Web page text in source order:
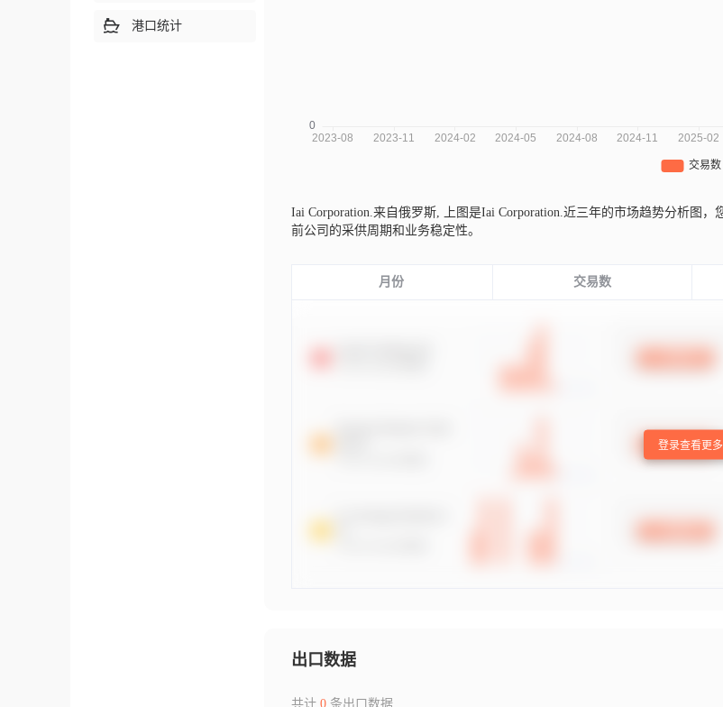
Iai Corporation.来自俄罗斯,
上图是Iai Corporation.近三年的市场趋势分析图
前公司的采供周期和业务稳定性。
月份 交易数
登录查看更多
出口数据
共计 0条出口数据
港口统计